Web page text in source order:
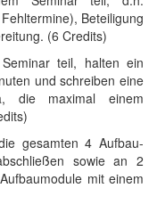
Beteiligung
(6 Credits)
teil, halten ein
und schreiben eine
die maximal einem
gesamten 4 Auf­bau­
sowie an 2
mit einem